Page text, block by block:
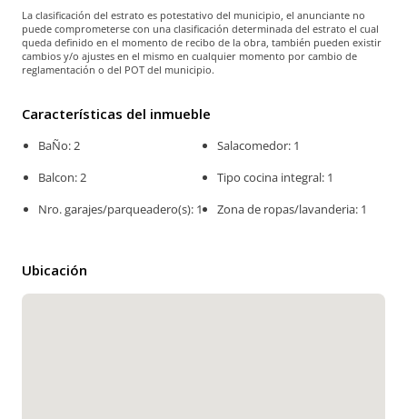
La clasificación del estrato es potestativo del municipio, el anunciante no
puede comprometerse con una clasificación determinada del estrato el cual
queda definido en el momento de recibo de la obra, también pueden existir
cambios y/o ajustes en el mismo en cualquier momento por cambio de
reglamentación o del POT del municipio.
Características del inmueble
BaÑo: 2
Balcon: 2
Nro. garajes/parqueadero(s): 1
Salacomedor: 1
Tipo cocina integral: 1
Zona de ropas/lavanderia: 1
Ubicación